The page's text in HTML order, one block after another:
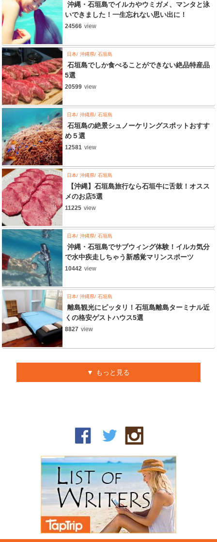
沖縄・石垣島でイルカやウミガメ、マンタと泳
いできました！一生忘れない思い出に！
24566 view
日本 沖縄県 石垣島
石垣島でしか食べることができない絶品特産品
5選
20599 view
日本 沖縄県 石垣島
石垣島の絶景シュノーケリングスポットおすす
め５選
12581 view
日本 沖縄県 石垣島
【沖縄】石垣島旅行なら石垣牛に舌鼓！オスス
メのお店5選
11225 view
日本 沖縄県 石垣島
沖縄・石垣島でサブウィング体験！イルカ気分
で水中疾走しちゃう新感覚マリンスポーツ
10442 view
日本 沖縄県 石垣島
離島観光にピッタリ！石垣島離島ターミナル近
くの格安ゲストハウス5選
8827 view
もっと見る